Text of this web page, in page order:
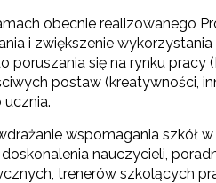
zawodowego"
obecnie realizowanego
i zwiększenie
poruszania się na rynku
postaw (kreatywności,
wspomagania szkół
nauczycieli,
trenerów szkolących